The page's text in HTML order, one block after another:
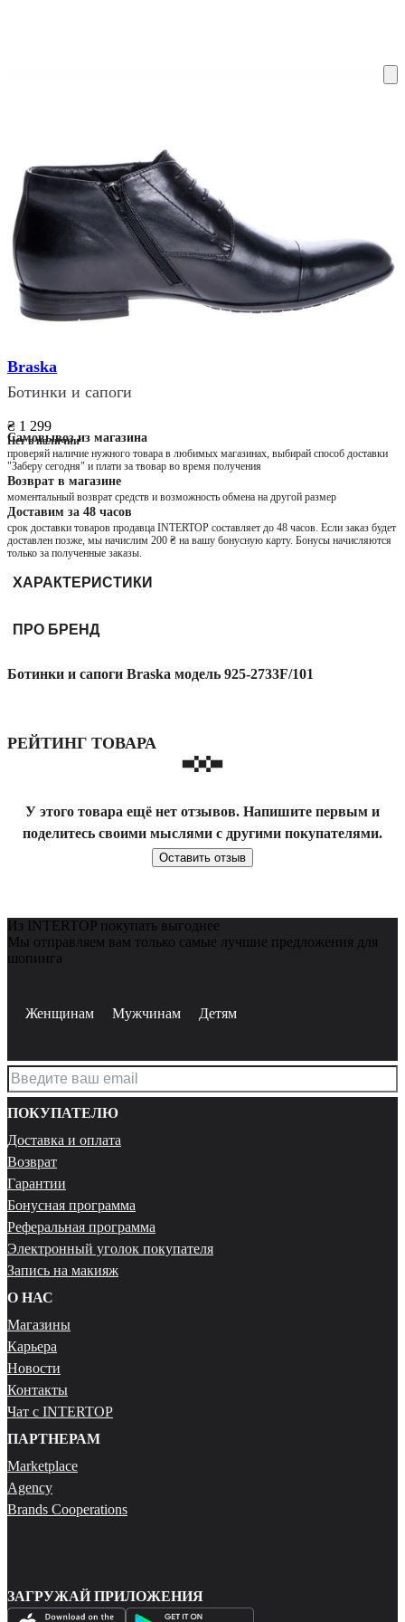
Braska
Ботинки и сапоги
₴ 1 299
Нет в наличии
Самовывоз из магазина
проверяй наличие нужного товара в любимых магазинах, выбирай способ доставки
"Заберу сегодня" и плати за твовар во время получения
Возврат в магазине
моментальный возврат средств и возможность обмена на другой размер
Доставим за 48 часов
срок доставки товаров продавца INTERTOP составляет до 48 часов. Если заказ будет
доставлен позже, мы начислим 200 ₴ на вашу бонусную карту. Бонусы начисляются
только за полученные заказы.
ХАРАКТЕРИСТИКИ
ПРО БРЕНД
Ботинки и сапоги Braska модель 925-2733F/101
РЕЙТИНГ ТОВАРА
У этого товара ещё нет отзывов. Напишите первым и
поделитесь своими мыслями с другими покупателями.
Оставить отзыв
Из INTERTOP покупать выгоднее
Мы отправляем вам только самые лучшие предложения для
шопинга
Женщинам Мужчинам Детям
ПОКУПАТЕЛЮ
Доставка и оплата
Возврат
Гарантии
Бонусная программа
Реферальная программа
Электронный уголок покупателя
Запись на макияж
О НАС
Магазины
Карьера
Новости
Контакты
Чат с INTERTOP
ПАРТНЕРАМ
Marketplace
Agency
Brands Cooperations
ЗАГРУЖАЙ ПРИЛОЖЕНИЯ